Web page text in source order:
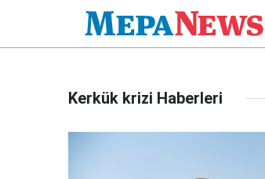
Kerkük krizi Haberleri